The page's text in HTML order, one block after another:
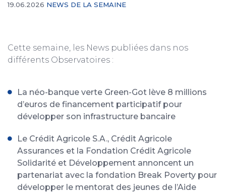
19.06.2026 NEWS DE LA SEMAINE
Cette semaine, les News publiées dans nos
différents Observatoires :
La néo-banque verte Green-Got lève 8 millions
d’euros de financement participatif pour
développer son infrastructure bancaire
Le Crédit Agricole S.A., Crédit Agricole
Assurances et la Fondation Crédit Agricole
Solidarité et Développement annoncent un
partenariat avec la fondation Break Poverty pour
développer le mentorat des jeunes de l’Aide